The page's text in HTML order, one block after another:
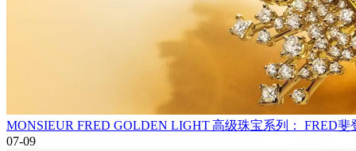
MONSIEUR FRED GOLDEN LIGHT 高级珠宝系列： FRED
07-09